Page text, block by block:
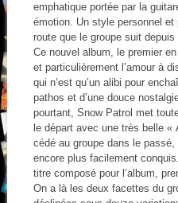
emphatique portée par la
émotion. Un style personnel
route que le groupe suit depuis
Ce nouvel album, le premier
et particulièrement l’amour à
qui n’est qu’un alibi pour
pathos et d’une douce
pourtant, Snow Patrol met
le départ avec une très belle
cédé au groupe dans le
encore plus facilement
titre composé pour l’album,
On a là les deux facettes du